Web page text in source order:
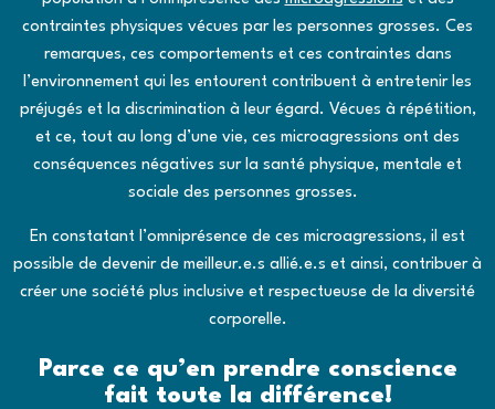
contraintes physiques vécues par les personnes grosses. Ces
remarques, ces comportements et ces contraintes dans
l’environnement qui les entourent contribuent à entretenir les
préjugés et la discrimination à leur égard. Vécues à répétition,
et ce, tout au long d’une vie, ces microagressions ont des
conséquences négatives sur la santé physique, mentale et
sociale des personnes grosses.
En constatant l’omniprésence de ces microagressions, il est
possible de devenir de meilleur.e.s allié.e.s et ainsi, contribuer à
créer une société plus inclusive et respectueuse de la diversité
corporelle.
Parce ce qu’en prendre conscience
fait toute la différence!